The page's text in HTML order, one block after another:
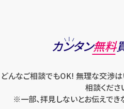
スウォッチ
ゼニス
セリーヌ
カンタン無料
どんなご相談でもOK! 無理な交渉
相談くださ
※一部、拝見しないとお伝えでき